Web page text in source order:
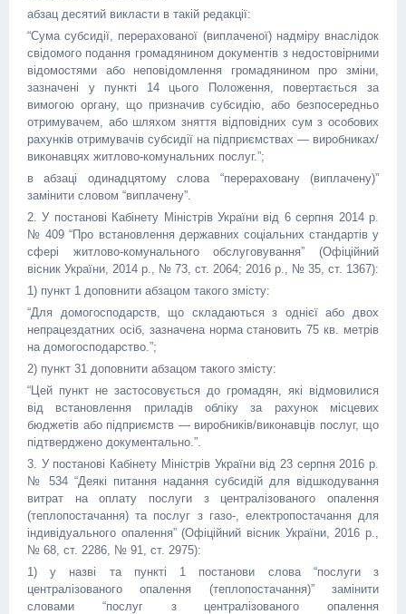
абзац десятий викласти в такій редакції:
“Сума субсидії, перерахованої (виплаченої) надміру внаслідок
свідомого подання громадянином документів з недостовірними
відомостями або неповідомлення громадянином про зміни,
зазначені у пункті 14 цього Положення, повертається за
вимогою органу, що призначив субсидію, або безпосередньо
отримувачем, або шляхом зняття відповідних сум з особових
рахунків отримувачів субсидії на підприємствах — виробниках/
виконавцях житлово-комунальних послуг.”;
в абзаці одинадцятому слова “перераховану (виплачену)”
замінити словом “виплачену”.
2. У постанові Кабінету Міністрів України від 6 серпня 2014 р.
№ 409 “Про встановлення державних соціальних стандартів у
сфері житлово-комунального обслуговування” (Офіційний
вісник України, 2014 р., № 73, ст. 2064; 2016 р., № 35, ст. 1367):
1) пункт 1 доповнити абзацом такого змісту:
“Для домогосподарств, що складаються з однієї або двох
непрацездатних осіб, зазначена норма становить 75 кв. метрів
на домогосподарство.”;
2) пункт 31 доповнити абзацом такого змісту:
“Цей пункт не застосовується до громадян, які відмовилися
від встановлення приладів обліку за рахунок місцевих
бюджетів або підприємств — виробників/виконавців послуг, що
підтверджено документально.”.
3. У постанові Кабінету Міністрів України від 23 серпня 2016 р.
№ 534 “Деякі питання надання субсидій для відшкодування
витрат на оплату послуги з централізованого опалення
(теплопостачання) та послуг з газо-, електропостачання для
індивідуального опалення” (Офіційний вісник України, 2016 р.,
№ 68, ст. 2286, № 91, ст. 2975):
1) у назві та пункті 1 постанови слова “послуги з
централізованого опалення (теплопостачання)” замінити
словами “послуг з централізованого опалення